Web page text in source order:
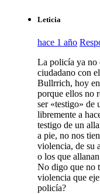
Leticia
hace 1 año
La policía ya no
ciudadano con
Bullrrich, hoy en
porque ellos no
ser «testigo» de
libremente a
testigo de un
a pie, no nos
violencia, de su
o los que
No digo que no
violencia que
policía?